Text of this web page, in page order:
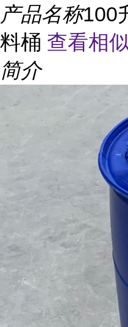
产品名称100
料桶 查看相
简介